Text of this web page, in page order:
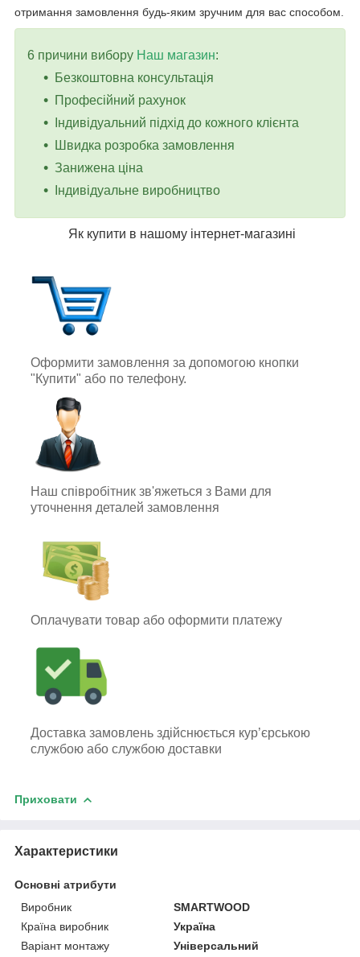
отримання замовлення будь-яким зручним для вас способом.
6 причини вибору Наш магазин:
Безкоштовна консультація
Професійний рахунок
Індивідуальний підхід до кожного клієнта
Швидка розробка замовлення
Занижена ціна
Індивідуальне виробництво
Як купити в нашому інтернет-магазині
Оформити замовлення за допомогою кнопки
"Купити" або по телефону.
Наш співробітник зв'яжеться з Вами для
уточнення деталей замовлення
Оплачувати товар або оформити платежу
Доставка замовлень здійснюється кур’єрською
службою або службою доставки
Приховати
Характеристики
Основні атрибути
Виробник
SMARTWOOD
Країна виробник
Україна
Варіант монтажу
Універсальний